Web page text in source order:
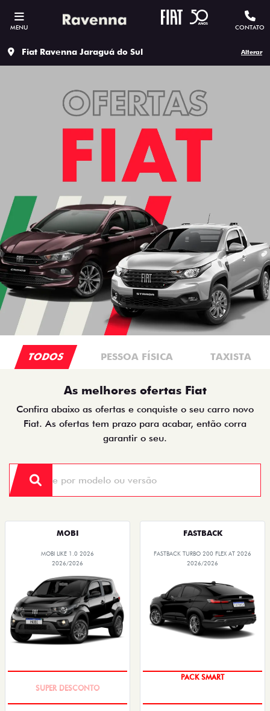
MENU CONTATO
Fiat Ravenna Jaraguá do Sul Alterar
TODOS PESSOA FÍSICA TAXISTA
As melhores ofertas Fiat
Confira abaixo as ofertas e conquiste o seu carro novo
Fiat. As ofertas tem prazo para acabar, então corra
garantir o seu.
MOBI
MOBI LIKE 1.0 2026
2026/2026
FASTBACK
FASTBACK TURBO 200 FLEX AT 2026
2026/2026
PACK SMART